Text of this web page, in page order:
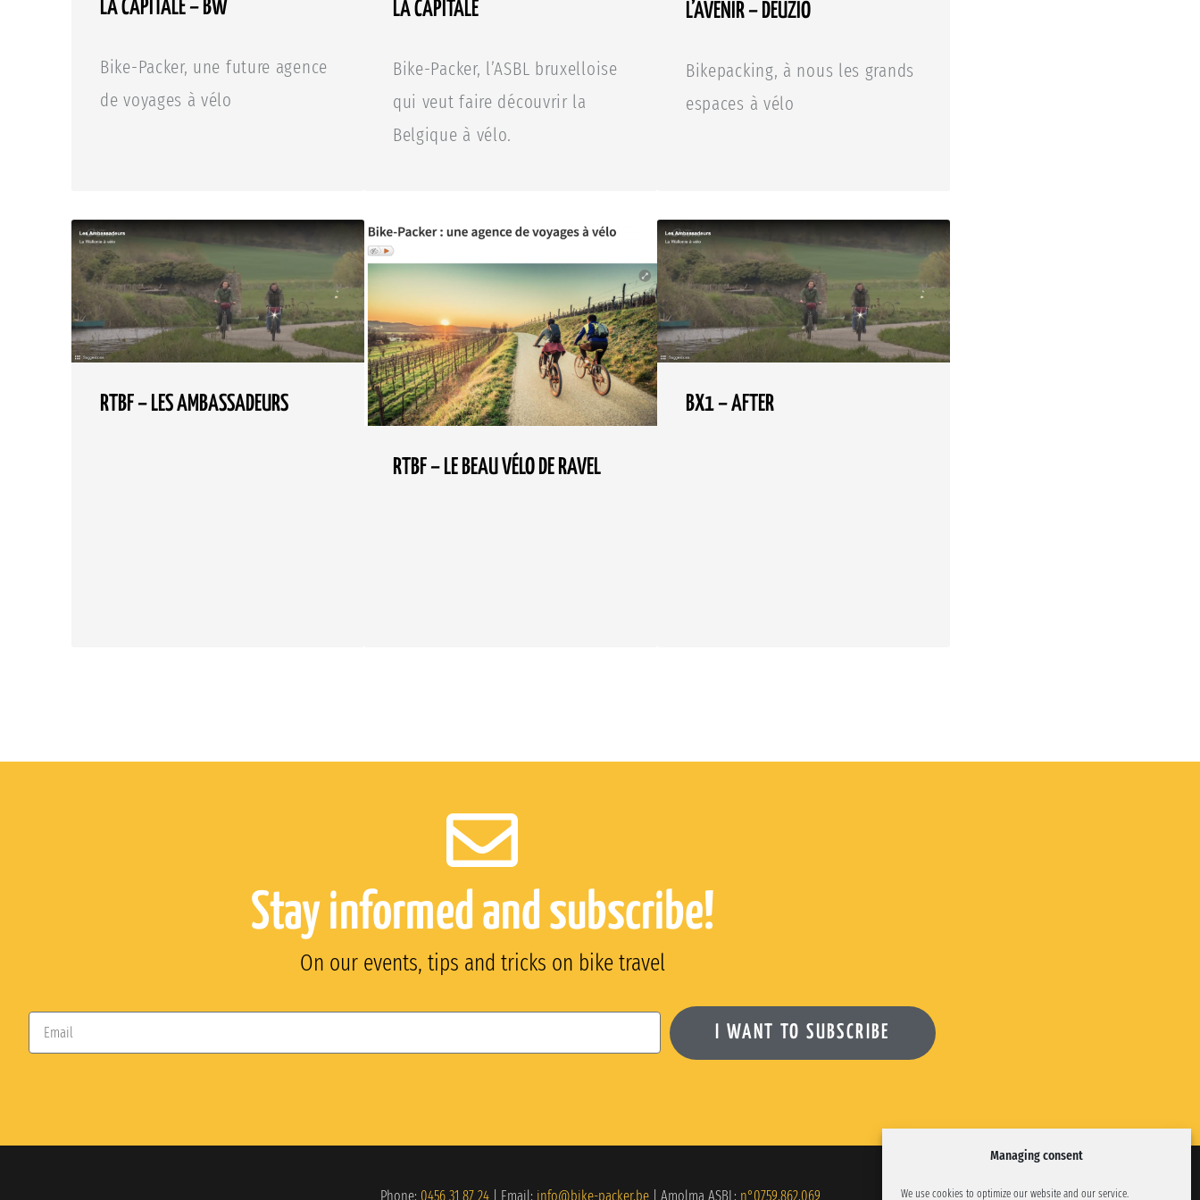
Managing consent
We use cookies to optimize our website and our service.
LA CAPITALE – BW
Bike-Packer, une future agence
de voyages à vélo
LA CAPITALE
Bike-Packer, l’ASBL bruxelloise
qui veut faire découvrir la
Belgique à vélo.
L’AVENIR – DEUZIO
Bikepacking, à nous les grands
espaces à vélo
RTBF – LES AMBASSADEURS
RTBF – LE BEAU VÉLO DE RAVEL
BX1 – AFTER
Stay informed and subscribe!
On our events, tips and tricks on bike travel
I WANT TO SUBSCRIBE
Phone: 0456 31 87 24 | Email: info@bike-packer.be | Amolma ASBL: n°0759.862.069